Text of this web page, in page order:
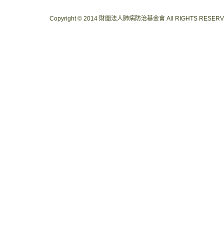
Copyright © 2014 財團法人肺病防治基金會 All RIGHTS